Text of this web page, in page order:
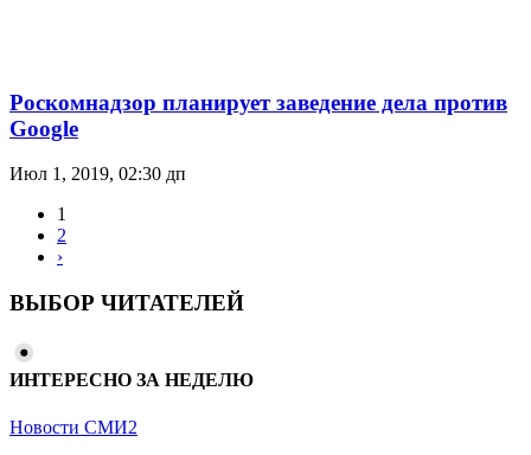
Роскомнадзор планирует заведение дела против
Google
Июл 1, 2019, 02:30 дп
1
2
›
ВЫБОР ЧИТАТЕЛЕЙ
ИНТЕРЕСНО ЗА НЕДЕЛЮ
Новости СМИ2